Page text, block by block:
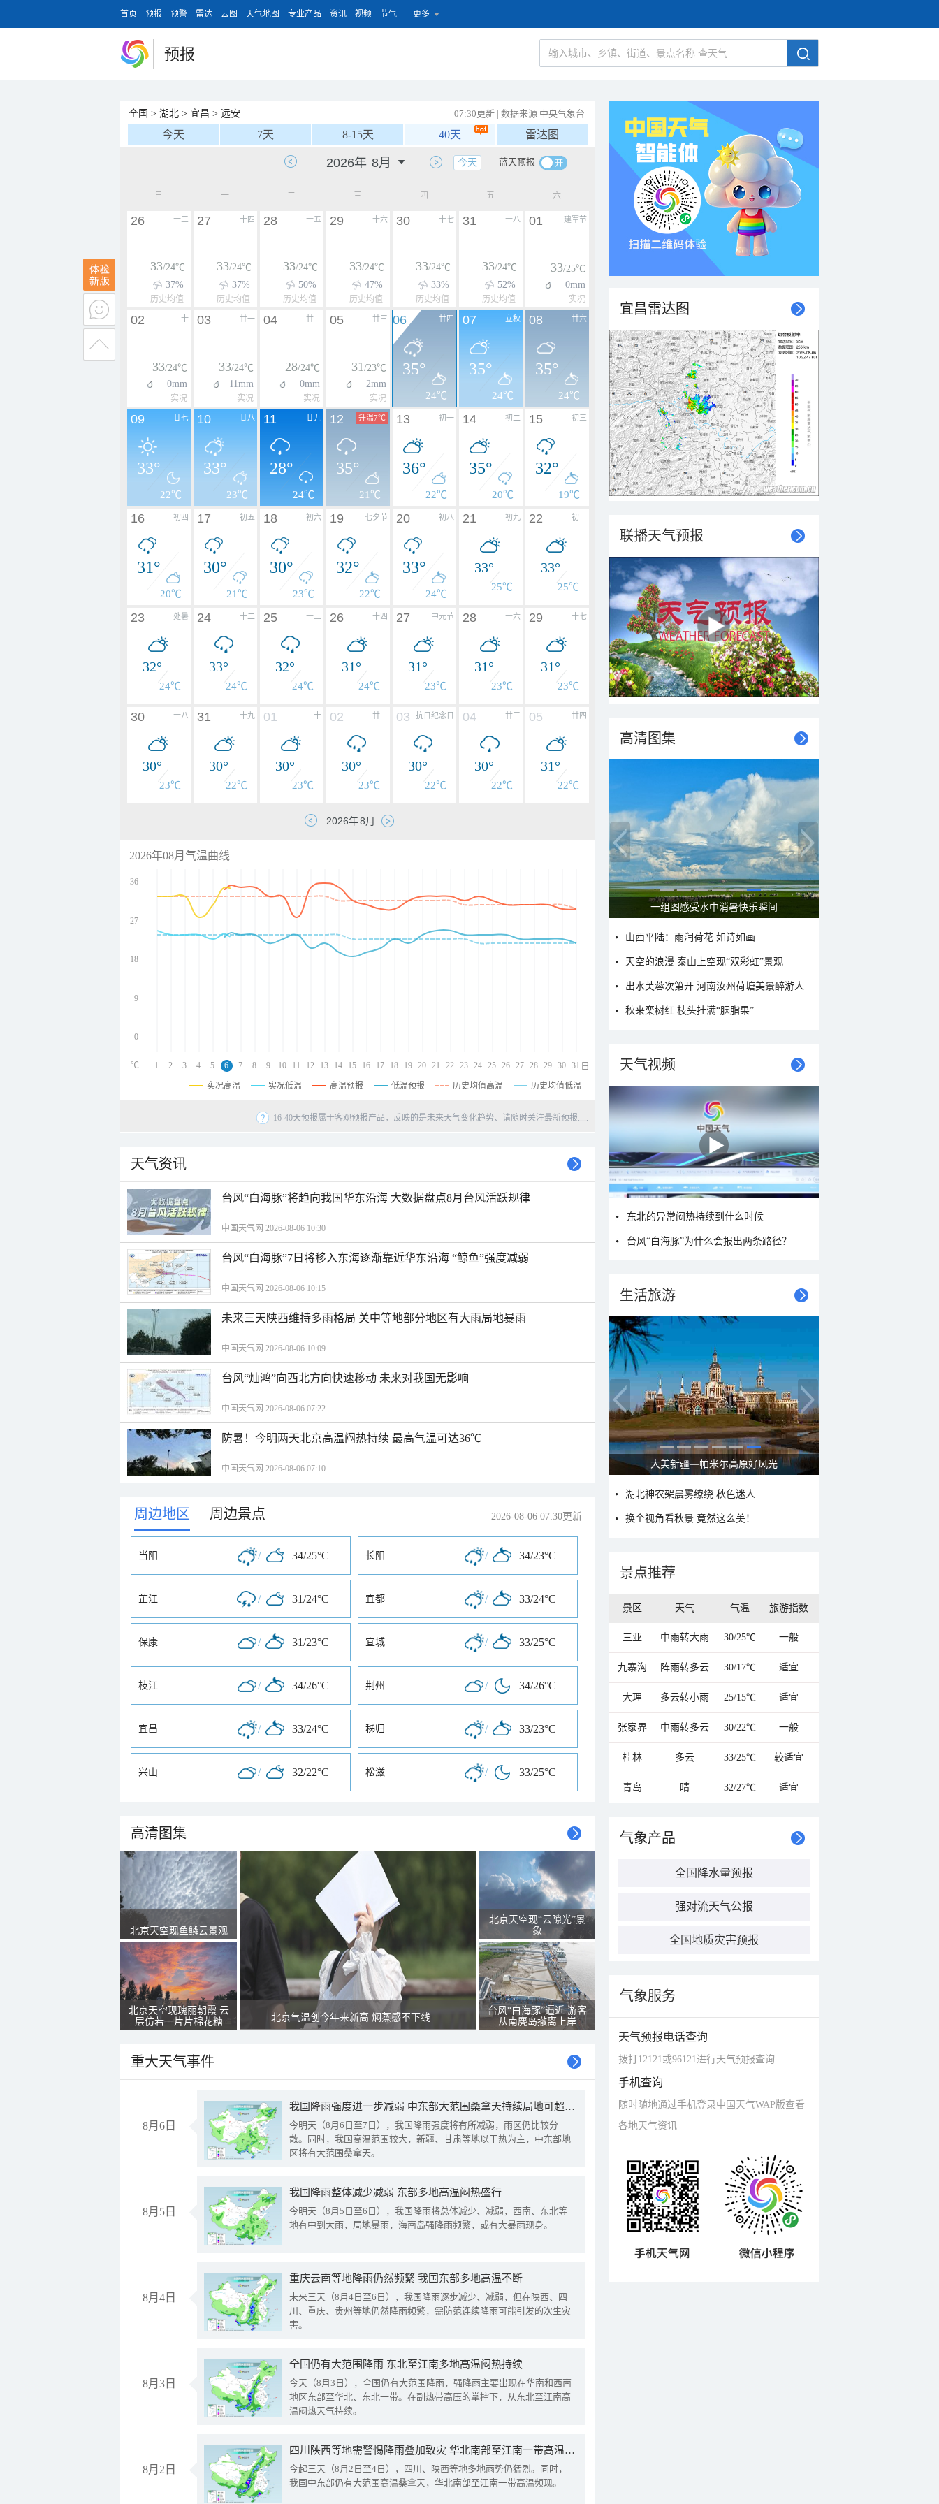
首页 预报 预警 雷达 云图 天气地图 专业产品 资讯 视频 节气 更多
预报
全国 > 湖北 > 宜昌 > 远安 07:30更新 | 数据来源 中央气象台
今天 7天 8-15天 40天 雷达图
蓝天预报
今天
日 一 二 三 四 五 六
十三
26
33/24℃
37%
历史均值
十四
27
33/24℃
37%
历史均值
十五
28
33/24℃
50%
历史均值
十六
29
33/24℃
47%
历史均值
十七
30
33/24℃
33%
历史均值
十八
31
33/24℃
52%
历史均值
建军节
01
33/25℃
0mm
实况
二十
02
33/24℃
0mm
实况
廿一
03
33/24℃
11mm
实况
廿二
04
28/24℃
0mm
实况
廿三
05
31/23℃
2mm
实况
廿四
06
35°
24℃
立秋
07
35°
24℃
廿六
08
35°
24℃
廿七
09
33°
22℃
廿八
10
33°
23℃
廿九
11
28°
24℃
升温7℃
12
35°
21℃
初一
13
36°
22℃
初二
14
35°
20℃
初三
15
32°
19℃
初四
16
31°
20℃
初五
17
30°
21℃
初六
18
30°
23℃
七夕节
19
32°
22℃
初八
20
33°
24℃
初九
21
33°
25℃
初十
22
33°
25℃
处暑
23
32°
24℃
十二
24
33°
24℃
十三
25
32°
24℃
十四
26
31°
24℃
中元节
27
31°
23℃
十六
28
31°
23℃
十七
29
31°
23℃
十八
30
30°
23℃
十九
31
30°
22℃
二十
01
30°
23℃
廿一
02
30°
23℃
抗日纪念日
03
30°
22℃
廿三
04
30°
22℃
廿四
05
31°
22℃
2026年08月气温曲线
36
27
18
9
0
1 2 3 4 5 6 7 8 9 10 11 12 13 14 15 16 17 18 19 20 21 22 23 24 25 26 27 28 29 30 31
℃ 日
实况高温 实况低温 高温预报 低温预报 历史均值高温 历史均值低温
16-40天预报属于客观预报产品，反映的是未来天气变化趋势、请随时关注最新预报.....
天气资讯
台风“白海豚”将趋向我国华东沿海 大数据盘点8月台风活跃规律
中国天气网 2026-08-06 10:30
台风“白海豚”7日将移入东海逐渐靠近华东沿海 “鲸鱼”强度减弱
中国天气网 2026-08-06 10:15
未来三天陕西维持多雨格局 关中等地部分地区有大雨局地暴雨
中国天气网 2026-08-06 10:09
台风“灿鸿”向西北方向快速移动 未来对我国无影响
中国天气网 2026-08-06 07:22
防暑！今明两天北京高温闷热持续 最高气温可达36℃
中国天气网 2026-08-06 07:10
周边地区 | 周边景点 2026-08-06 07:30更新
当阳 / 34/25°C 长阳 / 34/23°C
芷江 / 31/24°C 宜都 / 33/24°C
保康 / 31/23°C 宜城 / 33/25°C
枝江 / 34/26°C 荆州 / 34/26°C
宜昌 / 33/24°C 秭归 / 33/23°C
兴山 / 32/22°C 松滋 / 33/25°C
高清图集
北京天空现鱼鳞云景观
北京天空现瑰丽朝霞 云
层仿若一片片棉花糖
北京气温创今年来新高 焖蒸感不下线
北京天空现“云隙光”景
象
台风“白海豚”逼近 游客
从南麂岛撤离上岸
重大天气事件
8月6日
我国降雨强度进一步减弱 中东部大范围桑拿天持续局地可超38℃
今明天（8月6日至7日），我国降雨强度将有所减弱，雨区仍比较分
散。同时，我国高温范围较大，新疆、甘肃等地以干热为主，中东部地
区将有大范围桑拿天。
8月5日
我国降雨整体减少减弱 东部多地高温闷热盛行
今明天（8月5日至6日），我国降雨将总体减少、减弱，西南、东北等
地有中到大雨，局地暴雨，海南岛强降雨频繁，或有大暴雨现身。
8月4日
重庆云南等地降雨仍然频繁 我国东部多地高温不断
未来三天（8月4日至6日），我国降雨逐步减少、减弱，但在陕西、四
川、重庆、贵州等地仍然降雨频繁，需防范连续降雨可能引发的次生灾
害。
8月3日
全国仍有大范围降雨 东北至江南多地高温闷热持续
今天（8月3日），全国仍有大范围降雨，强降雨主要出现在华南和西南
地区东部至华北、东北一带。在副热带高压的掌控下，从东北至江南高
温闷热天气持续。
8月2日
四川陕西等地需警惕降雨叠加致灾 华北南部至江南一带高温频现
今起三天（8月2日至4日），四川、陕西等地多地雨势仍猛烈。同时，
我国中东部仍有大范围高温桑拿天，华北南部至江南一带高温频现。
宜昌雷达图
联播天气预报
高清图集
一组图感受水中消暑快乐瞬间
山西平陆：雨润荷花 如诗如画
天空的浪漫 泰山上空现“双彩虹”景观
出水芙蓉次第开 河南汝州荷塘美景醉游人
秋来栾树红 枝头挂满“胭脂果”
天气视频
东北的异常闷热持续到什么时候
台风“白海豚”为什么会报出两条路径？
生活旅游
大美新疆—帕米尔高原好风光
湖北神农架晨雾缭绕 秋色迷人
换个视角看秋景 竟然这么美！
景点推荐
景区 天气 气温 旅游指数
三亚 中雨转大雨 30/25℃ 一般
九寨沟 阵雨转多云 30/17℃ 适宜
大理 多云转小雨 25/15℃ 适宜
张家界 中雨转多云 30/22℃ 一般
桂林 多云 33/25℃ 较适宜
青岛 晴 32/27℃ 适宜
气象产品
全国降水量预报
强对流天气公报
全国地质灾害预报
气象服务
天气预报电话查询
拨打12121或96121进行天气预报查询
手机查询
随时随地通过手机登录中国天气WAP版查看
各地天气资讯